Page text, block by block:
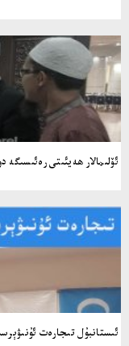
ئۆلىمالار ھەيئىتى رەئىسىگە
ئىستانبۇل تىجارەت